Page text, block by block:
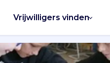
Vrijwilligers vinden